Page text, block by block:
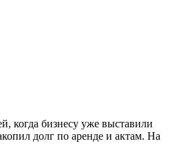
когда бизнесу уже выставили
долг по аренде и актам. На